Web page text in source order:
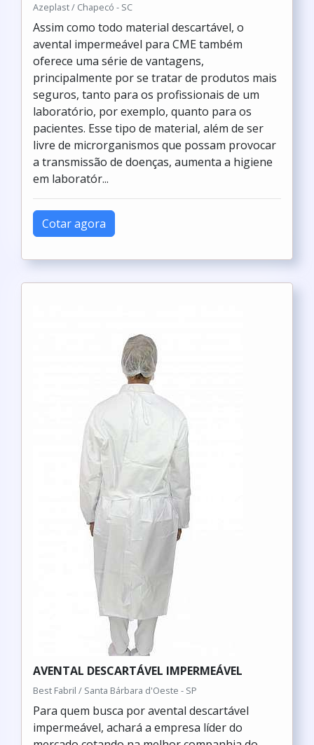
Azeplast / Chapecó - SC
Assim como todo material descartável, o
avental impermeável para CME também
oferece uma série de vantagens,
principalmente por se tratar de produtos mais
seguros, tanto para os profissionais de um
laboratório, por exemplo, quanto para os
pacientes. Esse tipo de material, além de ser
livre de microrganismos que possam provocar
a transmissão de doenças, aumenta a higiene
em laboratór...
Cotar agora
AVENTAL DESCARTÁVEL IMPERMEÁVEL
Best Fabril / Santa Bárbara d'Oeste - SP
Para quem busca por avental descartável
impermeável, achará a empresa líder do